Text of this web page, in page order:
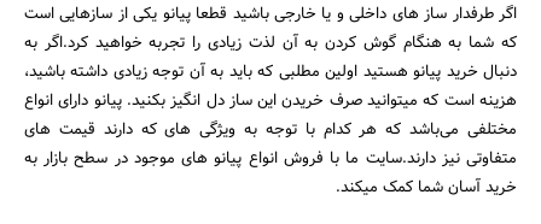
اگر طرفدار ساز های داخلی و یا خارجی باشید قطعا پیانو یکی از سازهایی است
که شما به هنگام گوش کردن به آن لذت زیادی را تجربه خواهید کرد.اگر به
دنبال خرید پیانو هستید اولین مطلبی که باید به آن توجه زیادی داشته باشید،
هزینه است که میتوانید صرف خریدن این ساز دل انگیز بکنید. پیانو دارای انواع
مختلفی می‌باشد که هر کدام با توجه به ویژگی های که دارند قیمت های
متفاوتی نیز دارند.سایت ما با فروش انواع پیانو های موجود در سطح بازار به
خرید آسان شما کمک میکند.